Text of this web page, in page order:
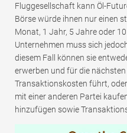
Fluggesellschaft kann Öl-
Börse würde ihnen nur einen
Monat, 1 Jahr, 5 Jahre oder
Unternehmen muss sich
diesem Fall können sie
erwerben und für die
Transaktionskosten führt,
mit einer anderen Partei
hinzufügen sowie